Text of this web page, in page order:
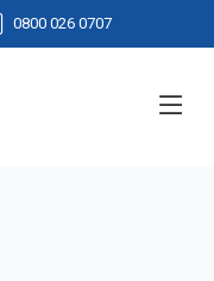
0800 026 0707